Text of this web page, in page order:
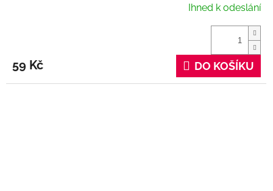
Ihned k odeslání
59 Kč DO KOŠÍKU